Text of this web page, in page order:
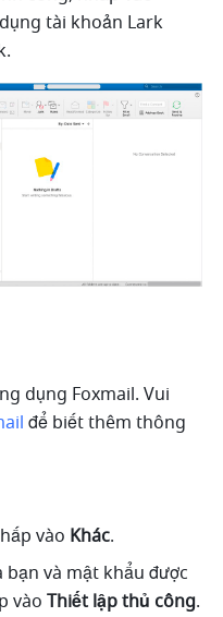
tài khoản Lark
dụng Foxmail. Vui
để biết thêm thông
vào Khác.
bạn và mật khẩu được
vào Thiết lập thủ công.